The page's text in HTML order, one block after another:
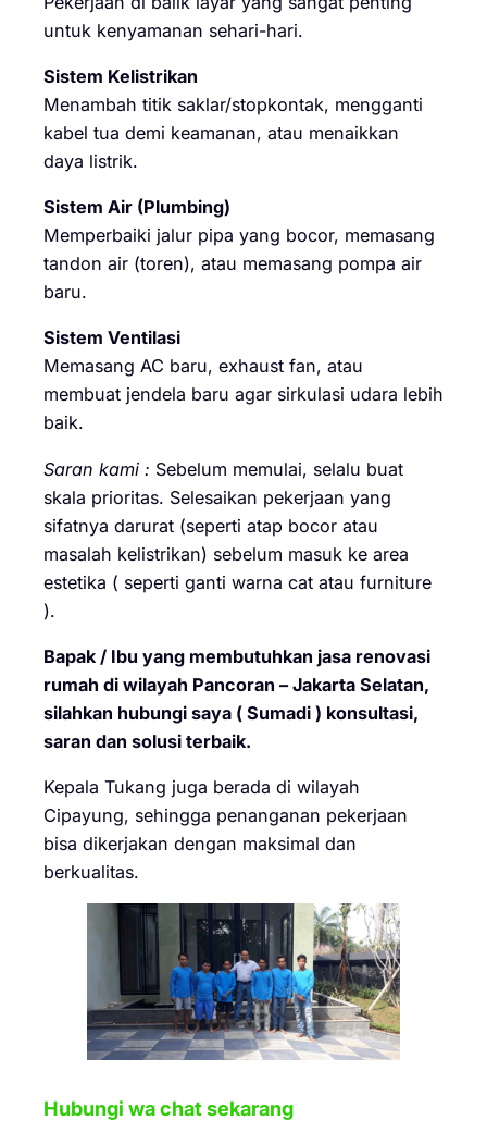
untuk kenyamanan sehari-hari.
Sistem Kelistrikan
Menambah titik saklar/stopkontak, mengganti
kabel tua demi keamanan, atau menaikkan
daya listrik.
Sistem Air (Plumbing)
Memperbaiki jalur pipa yang bocor, memasang
tandon air (toren), atau memasang pompa air
baru.
Sistem Ventilasi
Memasang AC baru, exhaust fan, atau
membuat jendela baru agar sirkulasi udara lebih
baik.
Saran kami : Sebelum memulai, selalu buat
skala prioritas. Selesaikan pekerjaan yang
sifatnya darurat (seperti atap bocor atau
masalah kelistrikan) sebelum masuk ke area
estetika ( seperti ganti warna cat atau furniture
).
Bapak / Ibu yang membutuhkan jasa renovasi
rumah di wilayah Pancoran – Jakarta Selatan,
silahkan hubungi saya ( Sumadi ) konsultasi,
saran dan solusi terbaik.
Kepala Tukang juga berada di wilayah
Cipayung, sehingga penanganan pekerjaan
bisa dikerjakan dengan maksimal dan
berkualitas.
Hubungi wa chat sekarang